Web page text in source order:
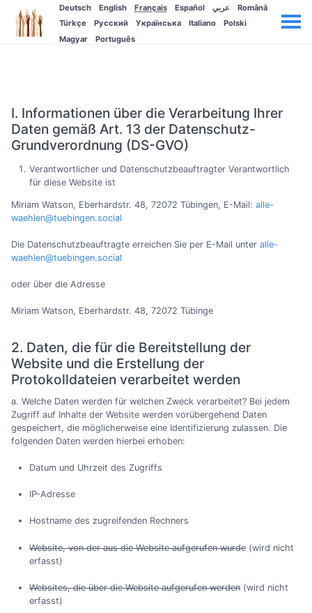
Deutsch English Français Español عربي
Română
Türkçe
Русский Українська Italiano
Polski
Magyar
Português
I. Informationen über die Verarbeitung Ihrer
Daten gemäß Art. 13 der Datenschutz-
Grundverordnung (DS-GVO)
Verantwortlicher und Datenschutzbeauftragter Verantwortlich
für diese Website ist
Miriam Watson, Eberhardstr. 48, 72072 Tübingen, E-Mail: alle-
waehlen@tuebingen.social
Die Datenschutzbeauftragte erreichen Sie per E-Mail unter alle-
waehlen@tuebingen.social
oder über die Adresse
Miriam Watson, Eberhardstr. 48, 72072 Tübinge
2. Daten, die für die Bereitstellung der
Website und die Erstellung der
Protokolldateien verarbeitet werden
a. Welche Daten werden für welchen Zweck verarbeitet? Bei jedem
Zugriff auf Inhalte der Website werden vorübergehend Daten
gespeichert, die möglicherweise eine Identifizierung zulassen. Die
folgenden Daten werden hierbei erhoben:
Datum und Uhrzeit des Zugriffs
IP-Adresse
Hostname des zugreifenden Rechners
Website, von der aus die Website aufgerufen wurde(wird nicht
erfasst)
Websites, die über die Website aufgerufen werden(wird nicht
erfasst)